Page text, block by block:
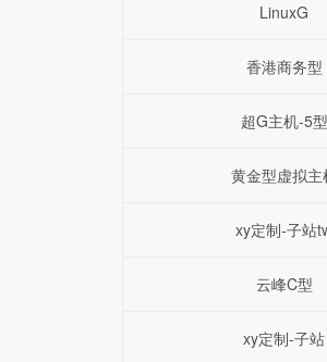
LinuxG
香港商务型
超G主机-5型
黄金型虚拟主
xy定制-子站
云峰C型
xy定制-子站